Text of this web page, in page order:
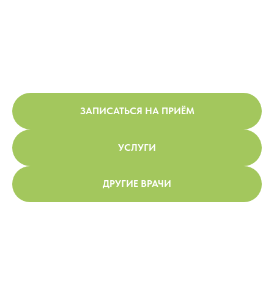
ЗАПИСАТЬСЯ НА ПРИЁМ
УСЛУГИ
ДРУГИЕ ВРАЧИ